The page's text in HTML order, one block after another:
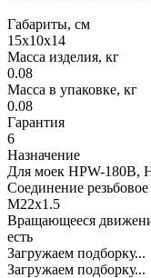
Габариты, см
15х10х14
Масса изделия, кг
0.08
Масса в упаковке, кг
0.08
Гарантия
6
Назначение
Для моек HPW-180B,
Соединение резьбовое
М22х1.5
Вращающееся
есть
Загружаем подборку...
Загружаем подборку...